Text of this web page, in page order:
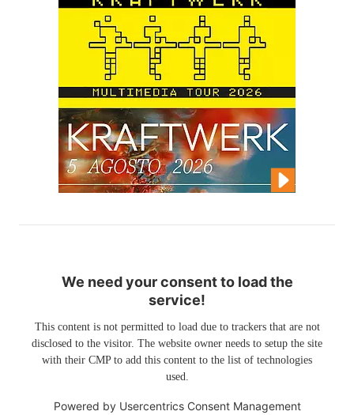
We need your consent to load the
service!
This content is not permitted to load due to trackers that are not
disclosed to the visitor. The website owner needs to setup the site
with their CMP to add this content to the list of technologies
used.
Powered by Usercentrics Consent Management